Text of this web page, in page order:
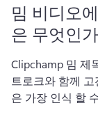
밈 비디오
은 무엇인
Clipchamp 밈 제
트로크와 함께
은 가장 인식 할